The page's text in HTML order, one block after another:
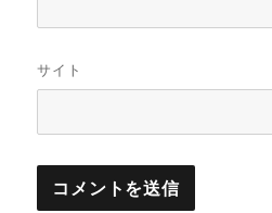
サイト